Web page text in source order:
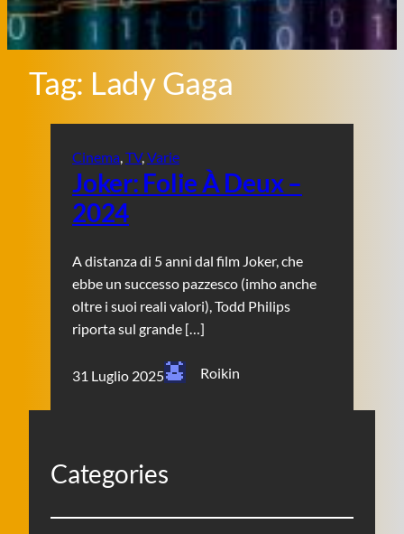
Tag: Lady Gaga
Cinema, TV, Varie
Joker: Folie À Deux –
2024
A distanza di 5 anni dal film Joker, che
ebbe un successo pazzesco (imho anche
oltre i suoi reali valori), Todd Philips
riporta sul grande […]
31 Luglio 2025 Roikin
Categories